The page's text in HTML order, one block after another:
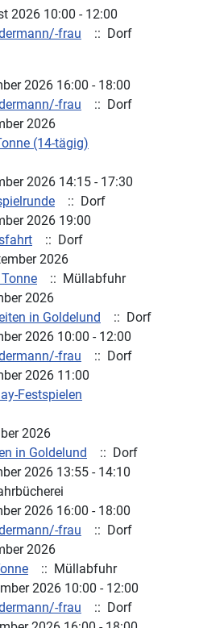
2026 10:00 - 12:00
frau
:: Dorf
2026 16:00 - 18:00
frau
:: Dorf
2026
(14-tägig)
2026 14:15 - 17:30
:: Dorf
2026 19:00
:: Dorf
2026
:: Müllabfuhr
2026
in Goldelund
:: Dorf
2026 10:00 - 12:00
frau
:: Dorf
2026 11:00
Festspielen
2026
in Goldelund
:: Dorf
2026 13:55 - 14:10
2026 16:00 - 18:00
frau
:: Dorf
2026
:: Müllabfuhr
2026 10:00 - 12:00
frau
:: Dorf